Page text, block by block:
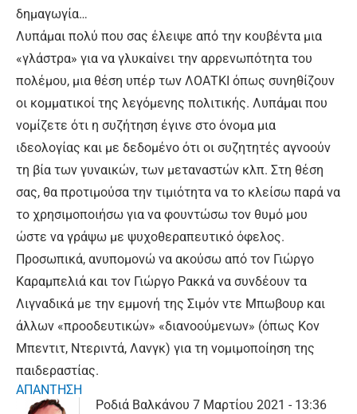
δημαγωγία…
Λυπάμαι πολύ που σας έλειψε από την κουβέντα μια
«γλάστρα» για να γλυκαίνει την αρρενωπότητα του
πολέμου, μια θέση υπέρ των ΛΟΑΤΚΙ όπως συνηθίζουν
οι κομματικοί της λεγόμενης πολιτικής. Λυπάμαι που
νομίζετε ότι η συζήτηση έγινε στο όνομα μια
ιδεολογίας και με δεδομένο ότι οι συζητητές αγνοούν
τη βία των γυναικών, των μεταναστών κλπ. Στη θέση
σας, θα προτιμούσα την τιμιότητα να το κλείσω παρά να
το χρησιμοποιήσω για να φουντώσω τον θυμό μου
ώστε να γράψω με ψυχοθεραπευτικό όφελος.
Προσωπικά, ανυπομονώ να ακούσω από τον Γιώργο
Καραμπελιά και τον Γιώργο Ρακκά να συνδέουν τα
Λιγναδικά με την εμμονή της Σιμόν ντε Μπωβουρ και
άλλων «προοδευτικών» «διανοούμενων» (όπως Κον
Μπεντιτ, Ντεριντά, Λανγκ) για τη νομιμοποίηση της
παιδεραστίας.
ΑΠΑΝΤΗΣΗ
Ροδιά Βαλκάνου 7 Μαρτίου 2021 - 13:36